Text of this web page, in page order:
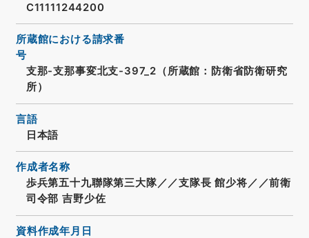
C11111244200
所蔵館における請求番
号
支那-支那事変北支-397_2（所蔵館：防衛省防衛研究
所）
言語
日本語
作成者名称
歩兵第五十九聯隊第三大隊／／支隊長 館少将／／前衛
司令部 吉野少佐
資料作成年月日